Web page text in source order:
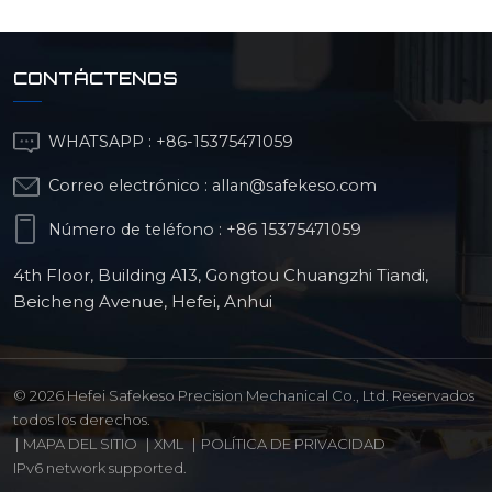
CONTÁCTENOS
WHATSAPP : +86-15375471059
Correo electrónico : allan@safekeso.com
Número de teléfono : +86 15375471059
4th Floor, Building A13, Gongtou Chuangzhi Tiandi,
Beicheng Avenue, Hefei, Anhui
© 2026 Hefei Safekeso Precision Mechanical Co., Ltd. Reservados
todos los derechos.
| MAPA DEL SITIO | XML | POLÍTICA DE PRIVACIDAD
IPv6 network supported.